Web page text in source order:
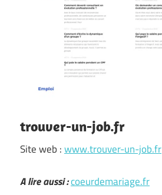
trouver-un-job.fr
Site web :www.trouver-un-job.fr
A lire aussi :coeurdemariage.fr